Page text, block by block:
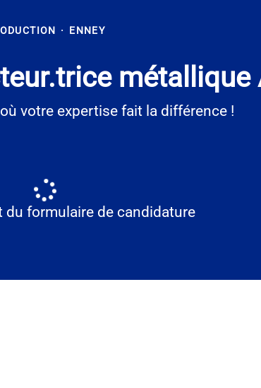
· ENNEY
métallique
votre expertise fait la différence !
du formulaire de candidature